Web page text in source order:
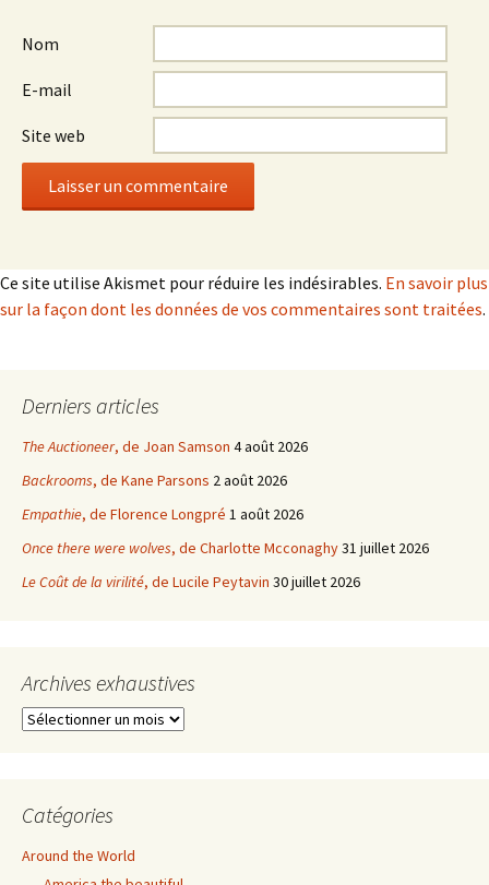
Nom
E-mail
Site web
Ce site utilise Akismet pour réduire les indésirables. En savoir plus
sur la façon dont les données de vos commentaires sont traitées.
Derniers articles
The Auctioneer, de Joan Samson 4 août 2026
Backrooms, de Kane Parsons 2 août 2026
Empathie, de Florence Longpré 1 août 2026
Once there were wolves, de Charlotte Mcconaghy31 juillet 2026
Le Coût de la virilité, de Lucile Peytavin 30 juillet 2026
Archives exhaustives
Archives
Catégories
Around the World